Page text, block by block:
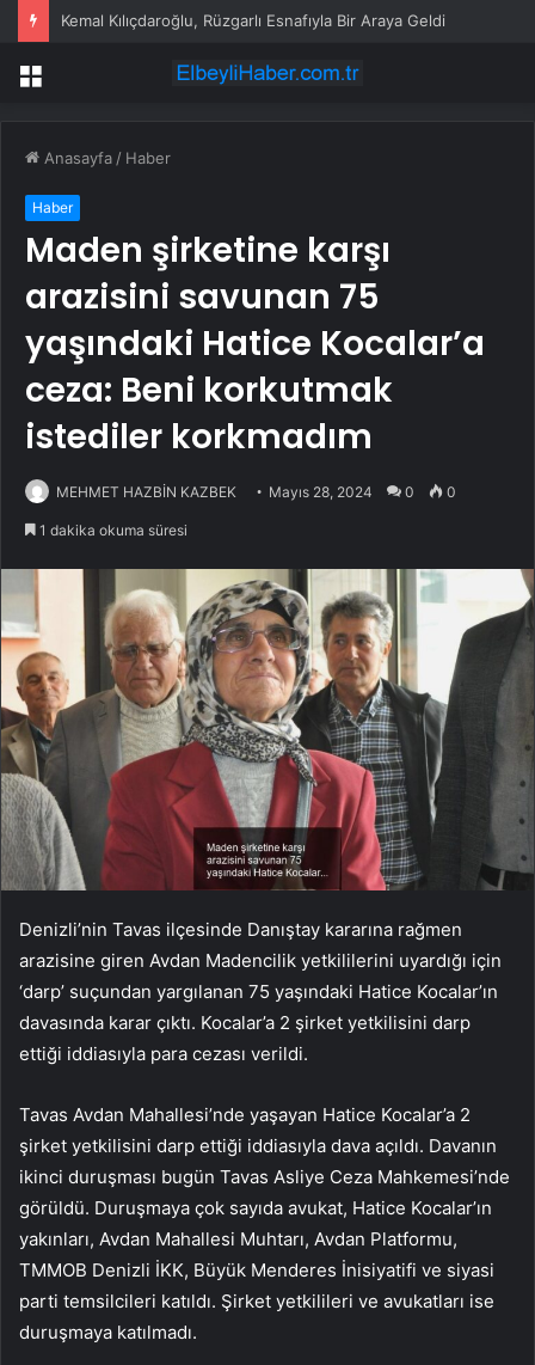
Kemal Kılıçdaroğlu, Rüzgarlı Esnafıyla Bir Araya Geldi
Menü
Anasayfa / Haber
Haber
Maden şirketine karşı
arazisini savunan 75
yaşındaki Hatice Kocalar’a
ceza: Beni korkutmak
istediler korkmadım
MEHMET HAZBİN KAZBEK Mayıs 28, 2024 0 0
1 dakika okuma süresi
Denizli’nin Tavas ilçesinde Danıştay kararına rağmen
arazisine giren Avdan Madencilik yetkililerini uyardığı için
‘darp’ suçundan yargılanan 75 yaşındaki Hatice Kocalar’ın
davasında karar çıktı. Kocalar’a 2 şirket yetkilisini darp
ettiği iddiasıyla para cezası verildi.
Tavas Avdan Mahallesi’nde yaşayan Hatice Kocalar’a 2
şirket yetkilisini darp ettiği iddiasıyla dava açıldı. Davanın
ikinci duruşması bugün Tavas Asliye Ceza Mahkemesi’nde
görüldü. Duruşmaya çok sayıda avukat, Hatice Kocalar’ın
yakınları, Avdan Mahallesi Muhtarı, Avdan Platformu,
TMMOB Denizli İKK, Büyük Menderes İnisiyatifi ve siyasi
parti temsilcileri katıldı. Şirket yetkilileri ve avukatları ise
duruşmaya katılmadı.